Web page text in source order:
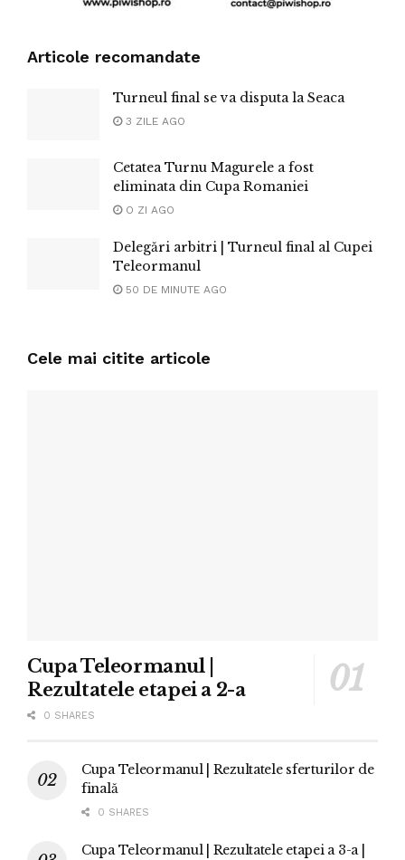
Articole recomandate
Turneul final se va disputa la Seaca
3 ZILE AGO
Cetatea Turnu Magurele a fost
eliminata din Cupa Romaniei
O ZI AGO
Delegări arbitri | Turneul final al Cupei
Teleormanul
50 DE MINUTE AGO
Cele mai citite articole
Cupa Teleormanul |
Rezultatele etapei a 2-a
0 SHARES
Cupa Teleormanul | Rezultatele sferturilor de
finală
0 SHARES
Cupa Teleormanul | Rezultatele etapei a 3-a |